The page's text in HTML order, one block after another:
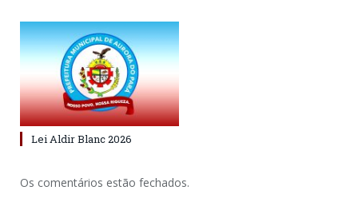
Lei Aldir Blanc 2026
Os comentários estão fechados.